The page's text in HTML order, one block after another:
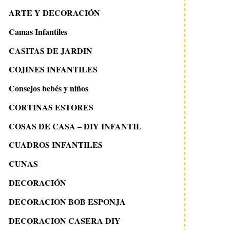
ARTE Y DECORACIÓN
Camas Infantiles
CASITAS DE JARDIN
COJINES INFANTILES
Consejos bebés y niños
CORTINAS ESTORES
COSAS DE CASA – DIY INFANTIL
CUADROS INFANTILES
CUNAS
DECORACIÓN
DECORACION BOB ESPONJA
DECORACION CASERA DIY